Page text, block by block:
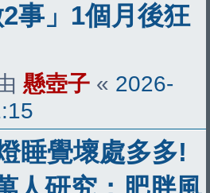
2事」1個月後狂
懸壺子 « 2026-
睡覺壞處多多!